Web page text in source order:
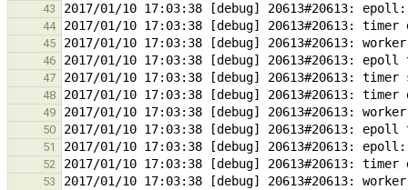
43
44
45
46
47
48
49
50
51
52
53